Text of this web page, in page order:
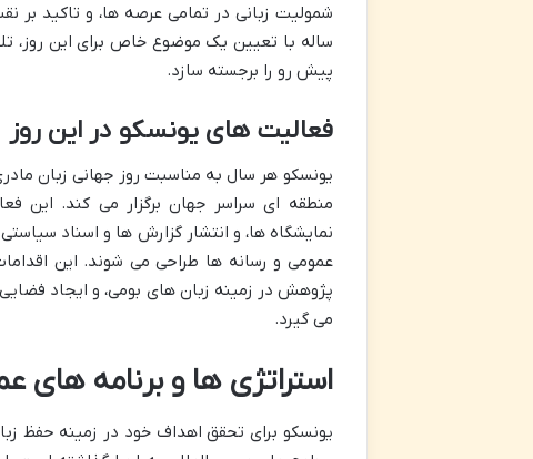
شمولیت زبانی در تمامی عرصه ها، و تاکید بر
ساله با تعیین یک موضوع خاص برای این روز،
پیش رو را برجسته سازد.
فعالیت های یونسکو در این روز
یونسکو هر سال به مناسبت روز جهانی زبان
منطقه ای سراسر جهان برگزار می کند. این
نمایشگاه ها، و انتشار گزارش ها و اسناد
عمومی و رسانه ها طراحی می شوند. این
پژوهش در زمینه زبان های بومی، و ایجاد
می گیرد.
استراتژی ها و برنامه های
یونسکو برای تحقق اهداف خود در زمینه حفظ